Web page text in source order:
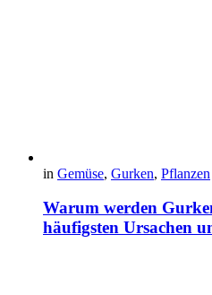
in Gemüse, Gurken, Pflanzen
Warum werden
häufigsten Ursachen